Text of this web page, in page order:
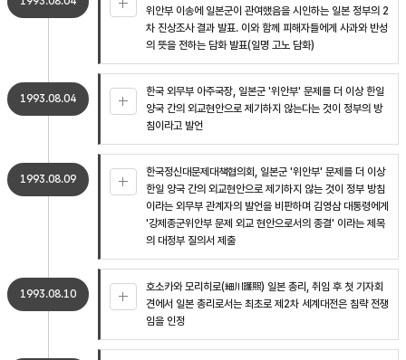
위안부 이송에 일본군이 관여했음을 시인하는 일본 정부의 2
차 진상조사 결과 발표. 이와 함께 피해자들에게 사과와 반성
의 뜻을 전하는 담화 발표(일명 고노 담화)
1993.08.04
한국 외무부 아주국장, 일본군 '위안부' 문제를 더 이상 한일
양국 간의 외교현안으로 제기하지 않는다는 것이 정부의 방
침이라고 발언
1993.08.09
한국정신대문제대책협의회, 일본군 '위안부' 문제를 더 이상
한일 양국 간의 외교현안으로 제기하지 않는 것이 정부 방침
이라는 외무부 관계자의 발언을 비판하며 김영삼 대통령에게
'강제종군위안부 문제 외교 현안으로서의 종결' 이라는 제목
의 대정부 질의서 제출
1993.08.10
호소카와 모리히로(細川護煕) 일본 총리, 취임 후 첫 기자회
견에서 일본 총리로서는 최초로 제2차 세계대전은 침략 전쟁
임을 인정